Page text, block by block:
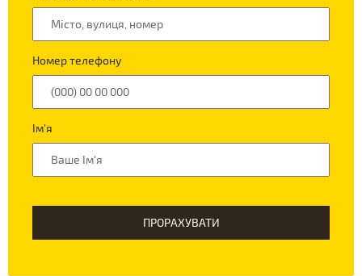
Номер телефону
Ім'я
ПРОРАХУВАТИ